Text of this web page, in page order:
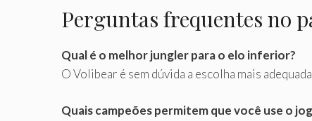
Perguntas frequentes no
Qual é o melhor jungler para o elo inferior?
O Volibear é sem dúvida a escolha mais
Quais campeões permitem que você use o